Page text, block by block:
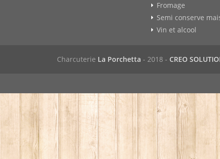
Fromage
Semi conserve
Vin et alcool
Charcuterie La Porchetta - 2018 - CREO